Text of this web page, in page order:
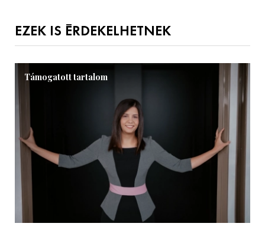
EZEK IS ÉRDEKELHETNEK
Támogatott tartalom